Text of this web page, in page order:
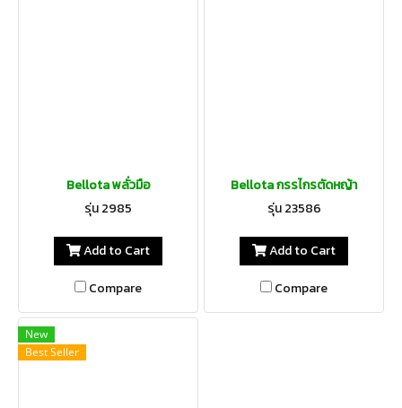
Bellota พลั่วมือ
รุ่น 2985
Add to Cart
Compare
Bellota กรรไกรตัดหญ้า
รุ่น 23586
Add to Cart
Compare
New
Best Seller